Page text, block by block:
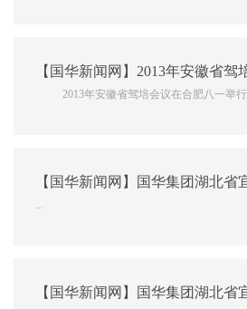
2013年安徽省驾培会议在合肥八一举行
...